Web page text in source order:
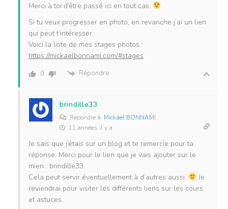
Merci à toi d’être passé ici en tout cas.
Si tu veux progresser en photo, en revanche j’ai un lien
qui peut t’intéresser.
Voici la liste de mes stages photos :
https://mickaelbonnami.com/#stages
0 Répondre
brindille33
Répondre à Mickaël BONNAMI
11 années il y a
Je sais que j’étais sur un blog et te remercie pour ta
réponse. Merci pour le lien que je vais ajouter sur le
mien : brindille33
Cela peut servir éventuellement à d’autres aussi.
Je
reviendrai pour visiter les différents liens sur les cours
et astuces.